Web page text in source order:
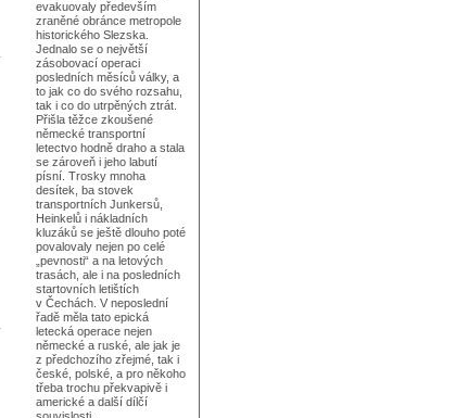
evakuovaly především
zraněné obránce metropole
historického Slezska.
Jednalo se o největší
zásobovací operaci
posledních měsíců války, a
to jak co do svého rozsahu,
tak i co do utrpěných ztrát.
Přišla těžce zkoušené
německé transportní
letectvo hodně draho a stala
se zároveň i jeho labutí
písní. Trosky mnoha
desítek, ba stovek
transportních Junkersů,
Heinkelů i nákladních
kluzáků se ještě dlouho poté
povalovaly nejen po celé
„pevnosti“ a na letových
trasách, ale i na posledních
startovních letištích
v Čechách. V neposlední
řadě měla tato epická
letecká operace nejen
německé a ruské, ale jak je
z předchozího zřejmé, tak i
české, polské, a pro někoho
třeba trochu překvapivě i
americké a další dílčí